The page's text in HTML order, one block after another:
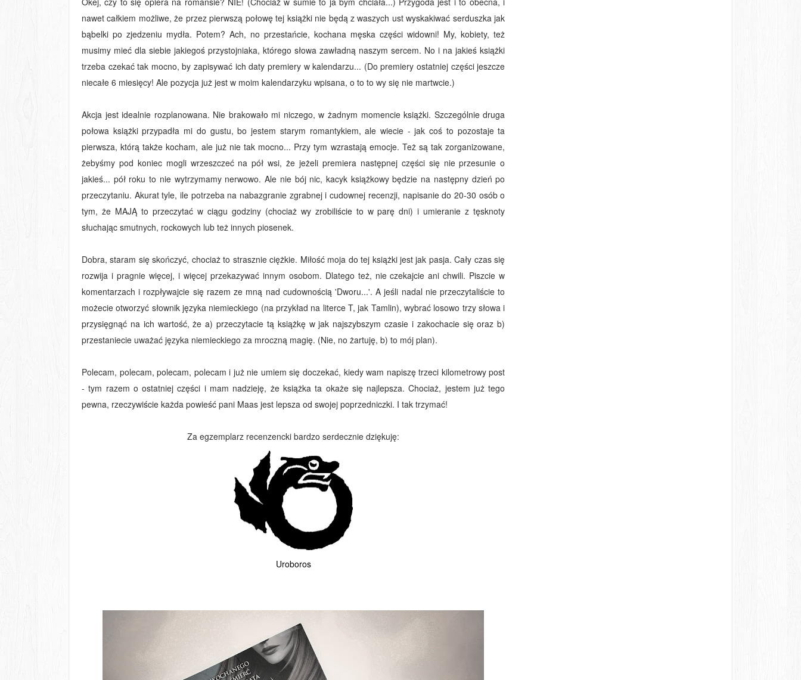
nawet całkiem możliwe, że przez pierwszą połowę tej książki nie będą z waszych ust wyskakiwać serduszka jak
bąbelki po zjedzeniu mydła. Potem? Ach, no przestańcie, kochana męska części widowni! My, kobiety, też
musimy mieć dla siebie jakiegoś przystojniaka, którego słowa zawładną naszym sercem. No i na jakieś książki
trzeba czekać tak mocno, by zapisywać ich daty premiery w kalendarzu... (Do premiery ostatniej części jeszcze
niecałe 6 miesięcy! Ale pozycja już jest w moim kalendarzyku wpisana, o to to wy się nie martwcie.)
Akcja jest idealnie rozplanowana. Nie brakowało mi niczego, w żadnym momencie książki. Szczególnie druga
połowa książki przypadła mi do gustu, bo jestem starym romantykiem, ale wiecie - jak coś to pozostaje ta
pierwsza, którą także kocham, ale już nie tak mocno... Przy tym wzrastają emocje. Też są tak zorganizowane,
żebyśmy pod koniec mogli wrzeszczeć na pół wsi, że jeżeli premiera następnej części się nie przesunie o
jakieś... pół roku to nie wytrzymamy nerwowo. Ale nie bój nic, kacyk książkowy będzie na następny dzień po
przeczytaniu. Akurat tyle, ile potrzeba na nabazgranie zgrabnej i cudownej recenzji, napisanie do 20-30 osób o
tym, że MAJĄ to przeczytać w ciągu godziny (chociaż wy zrobiliście to w parę dni) i umieranie z tęsknoty
słuchając smutnych, rockowych lub też innych piosenek.
Dobra, staram się skończyć, chociaż to strasznie ciężkie. Miłość moja do tej książki jest jak pasja. Cały czas się
rozwija i pragnie więcej, i więcej przekazywać innym osobom. Dlatego też, nie czekajcie ani chwili. Piszcie w
komentarzach i rozpływajcie się razem ze mną nad cudownością 'Dworu...'. A jeśli nadal nie przeczytaliście to
możecie otworzyć słownik języka niemieckiego (na przykład na literce T, jak Tamlin), wybrać losowo trzy słowa i
przysięgnąć na ich wartość, że a) przeczytacie tą książkę w jak najszybszym czasie i zakochacie się oraz b)
przestaniecie uważać języka niemieckiego za mroczną magię. (Nie, no żartuję, b) to mój plan).
Polecam, polecam, polecam, polecam i już nie umiem się doczekać, kiedy wam napiszę trzeci kilometrowy post
- tym razem o ostatniej części i mam nadzieję, że książka ta okaże się najlepsza. Chociaż, jestem już tego
pewna, rzeczywiście każda powieść pani Maas jest lepsza od swojej poprzedniczki. I tak trzymać!
Za egzemplarz recenzencki bardzo serdecznie dziękuję:
Uroboros